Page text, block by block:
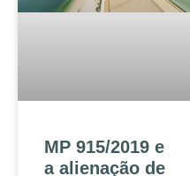
MP 915/2019 e
a alienação de